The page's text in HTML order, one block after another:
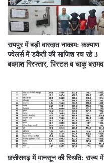
रायपुर में बड़ी वारदात नाकाम: कल्याण
ज्वेलर्स में डकैती की साजिश रच रहे 3
बदमाश गिरफ्तार, पिस्टल व चाकू बरामद
छत्तीसगढ़ में मानसून की स्थिति: राज्य में